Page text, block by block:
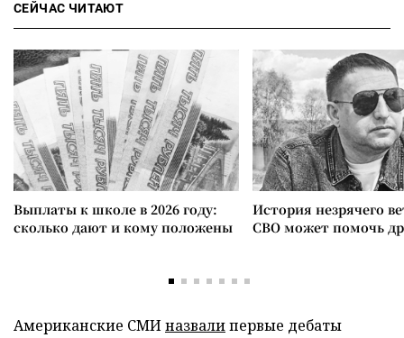
СЕЙЧАС ЧИТАЮТ
Выплаты к школе в 2026 году:
сколько дают и кому положены
История незрячего
СВО может помочь
Американские СМИназвалипервые дебаты